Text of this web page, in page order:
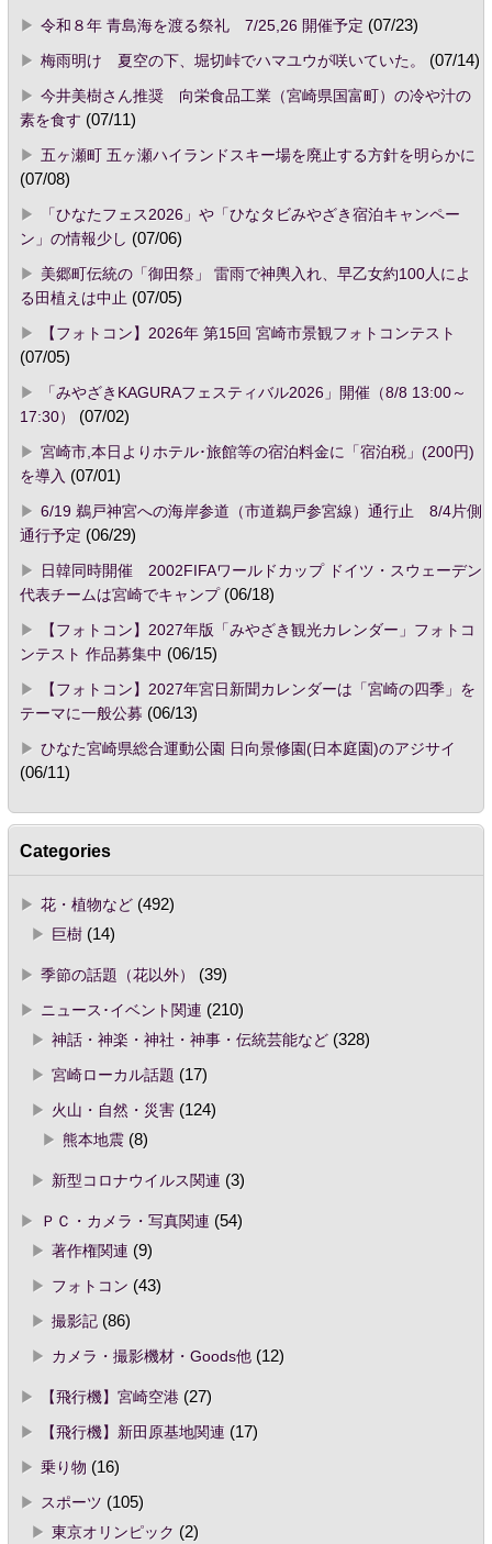
令和８年 青島海を渡る祭礼 7/25,26 開催予定 (07/23)
梅雨明け 夏空の下、堀切峠でハマユウが咲いていた。
(07/14)
今井美樹さん推奨 向栄食品工業（宮崎県国富町）の冷や汁の
素を食す (07/11)
五ヶ瀬町 五ヶ瀬ハイランドスキー場を廃止する方針を明らかに
(07/08)
「ひなたフェス2026」や「ひなタビみやざき宿泊キャンペー
ン」の情報少し (07/06)
美郷町伝統の「御田祭」 雷雨で神輿入れ、早乙女約100人によ
る田植えは中止 (07/05)
【フォトコン】2026年 第15回 宮崎市景観フォトコンテスト
(07/05)
「みやざきKAGURAフェスティバル2026」開催（8/8 13:00～
17:30）
(07/02)
宮崎市,本日よりホテル･旅館等の宿泊料金に「宿泊税」(200円)
を導入 (07/01)
6/19 鵜戸神宮への海岸参道（市道鵜戸参宮線）通行止 8/4片側
通行予定 (06/29)
日韓同時開催 2002FIFAワールドカップ ドイツ・スウェーデン
代表チームは宮崎でキャンプ(06/18)
【フォトコン】2027年版「みやざき観光カレンダー」フォトコ
ンテスト 作品募集中 (06/15)
【フォトコン】2027年宮日新聞カレンダーは「宮崎の四季」を
テーマに一般公募 (06/13)
ひなた宮崎県総合運動公園 日向景修園(日本庭園)のアジサイ
(06/11)
Categories
花・植物など(492)
巨樹(14)
季節の話題（花以外）
(39)
ニュース･イベント関連 (210)
神話・神楽・神社・神事・伝統芸能など(328)
宮崎ローカル話題 (17)
火山・自然・災害(124)
熊本地震(8)
新型コロナウイルス関連 (3)
ＰＣ・カメラ・写真関連 (54)
著作権関連 (9)
フォトコン (43)
撮影記(86)
カメラ・撮影機材・Goods他(12)
【飛行機】宮崎空港(27)
【飛行機】新田原基地関連 (17)
乗り物 (16)
スポーツ (105)
東京オリンピック (2)